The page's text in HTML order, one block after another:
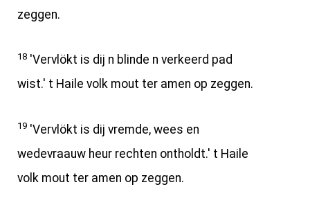
zeggen.
18 'Vervlökt is dij n blinde n verkeerd pad
wist.' t Haile volk mout ter amen op zeggen.
19 'Vervlökt is dij vremde, wees en
wedevraauw heur rechten ontholdt.' t Haile
volk mout ter amen op zeggen.